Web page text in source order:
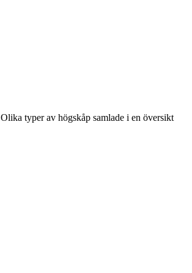
Olika typer av högskåp samlade i en översikt